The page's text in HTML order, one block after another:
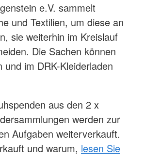
e.V. sammelt
und Textilien, um diese an
sie weiterhin im Kreislauf
Die Sachen können
im DRK-Kleiderladen
aus den 2 x
werden zur
Aufgaben weiterverkauft.
und warum, lesen Sie